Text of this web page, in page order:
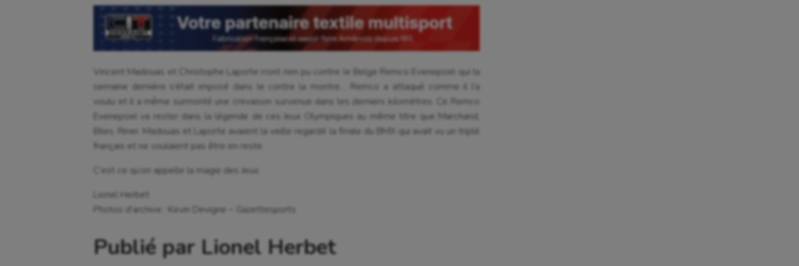
Crossfit
Hippisme
Jeux Olympiques et Paralympiques
Randonnée / Marche
Roller-derby
Vincent Madouas et Christophe Laporte n’ont rien pu contre le Belge Remco Evenepoel qui la
semaine dernière s’était imposé dans le contre la montre… Remco a attaqué comme il l’a
voulu et il a même surmonté une crevaison survenue dans les derniers kilomètres. Ce Remco
Evenepoel va rester dans la légende de ces Jeux Olympiques au même titre que Marchand,
Biles, Riner. Madouas et Laporte avaient la veille regardé la finale du BMX qui avait vu un triplé
français et ne voulaient pas être en reste.
C’est ce qu’on appelle la magie des Jeux.
Lionel Herbet
Photos d’archive : Kevin Devigne – Gazettesports
Publié par Lionel Herbet